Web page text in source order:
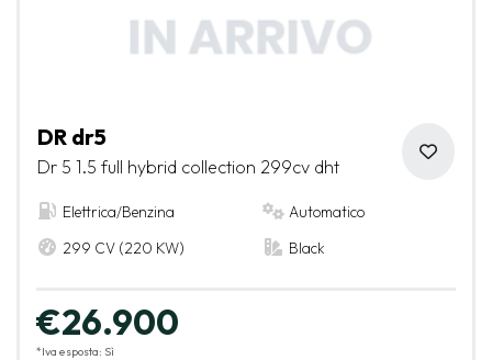
DR dr5
Dr 5 1.5 full hybrid collection 299cv dht
Elettrica/Benzina
Automatico
299 CV (220 KW)
Black
€26.900
*Iva esposta: Sì